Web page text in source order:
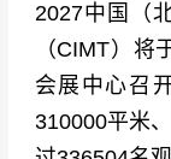
2027中国（
（CIMT）将
会展中心召
310000平米